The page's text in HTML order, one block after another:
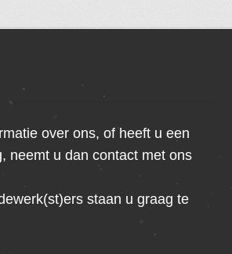
over ons, of heeft u een
neemt u dan contact met ons
staan u graag te